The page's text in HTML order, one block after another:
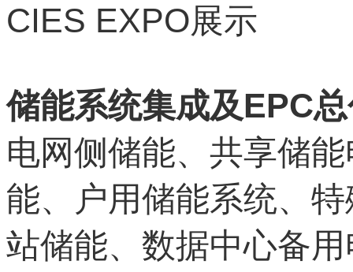
CIES EXPO展示
储能系统集成及EPC
电网侧储能、共享储
能、户用储能系统、
站储能、数据中心备